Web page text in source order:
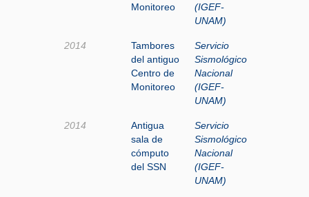
Monitoreo
(IGEF-
UNAM)
2014
Tambores
del antiguo
Centro de
Monitoreo
Servicio
Sismológico
Nacional
(IGEF-
UNAM)
2014
Antigua
sala de
cómputo
del SSN
Servicio
Sismológico
Nacional
(IGEF-
UNAM)